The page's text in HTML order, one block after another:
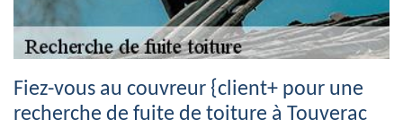
Fiez-vous au couvreur {client+ pour une
recherche de fuite de toiture à Touverac